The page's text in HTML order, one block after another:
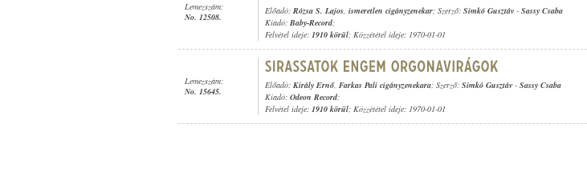
Lemezszám:
No. 12508.
Előadó: Rózsa S. Lajos, ismeretlen cigányzenekar; Szerző: Simkó Gusztáv - Sassy Csaba
Kiadó: Baby-Record;
Felvétel ideje: 1910 körül; Közzététel ideje: 1970-01-01
Lemezszám:
No. 15645.
Előadó: Király Ernő, Farkas Pali cigányzenekara; Szerző: Simkó Gusztáv - Sassy Csaba
Kiadó: Odeon Record;
Felvétel ideje: 1910 körül; Közzététel ideje: 1970-01-01